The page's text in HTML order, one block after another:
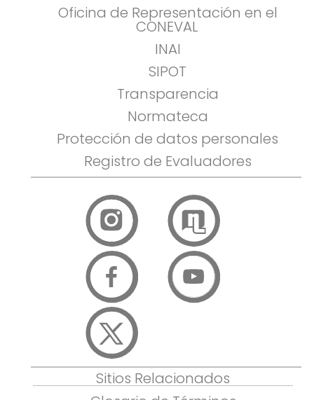
Oficina de Representación en el
CONEVAL
INAI
SIPOT
Transparencia
Normateca
Protección de datos personales
Registro de Evaluadores
Sitios Relacionados